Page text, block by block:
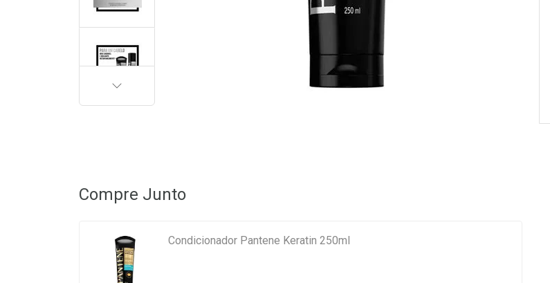
PRÓXIMA
Compre Junto
Condicionador Pantene Keratin 250ml